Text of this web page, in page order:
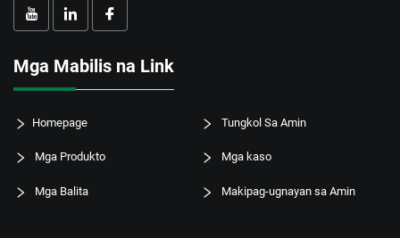
Mga Mabilis na Link
Homepage Tungkol Sa Amin
Mga Produkto Mga kaso
Mga Balita Makipag-ugnayan sa Amin